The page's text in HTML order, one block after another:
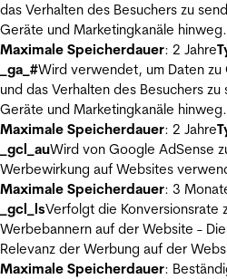
das Verhalten des Besuchers zu
Geräte und Marketingkanäle hinweg.
Maximale Speicherdauer: 2 Jahre
_ga_#Wird verwendet, um Daten
und das Verhalten des Besuchers
Geräte und Marketingkanäle hinweg.
Maximale Speicherdauer: 2 Jahre
_gcl_auWird von Google AdSense
Werbewirkung auf Websites
Maximale Speicherdauer: 3
_gcl_lsVerfolgt die Konversionsrate
Werbebannern auf der Website -
Relevanz der Werbung auf der
Maximale Speicherdauer: